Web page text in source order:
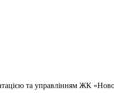
та управлінням ЖК